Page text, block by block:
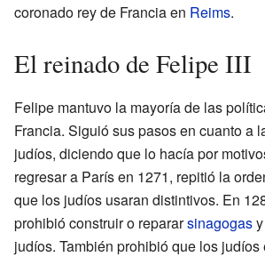
coronado rey de Francia en Reims.
El reinado de Felipe III
Felipe mantuvo la mayoría de las
Francia. Siguió sus pasos en cuanto a
judíos, diciendo que lo hacía por
regresar a París en 1271, repitió la
que los judíos usaran distintivos. En
prohibió construir o repararsinagogas
judíos. También prohibió que los judíos